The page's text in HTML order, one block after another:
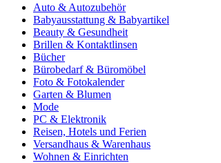
Auto & Autozubehör
Babyausstattung & Babyartikel
Beauty & Gesundheit
Brillen & Kontaktlinsen
Bücher
Bürobedarf & Büromöbel
Foto & Fotokalender
Garten & Blumen
Mode
PC & Elektronik
Reisen, Hotels und Ferien
Versandhaus & Warenhaus
Wohnen & Einrichten